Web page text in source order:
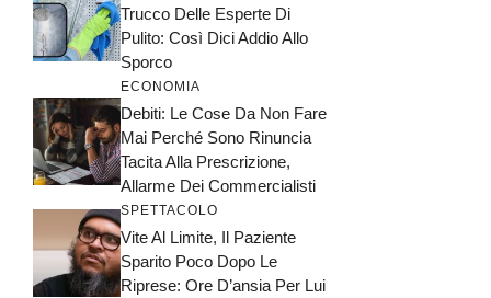
Trucco Delle Esperte Di
Pulito: Così Dici Addio Allo
Sporco
ECONOMIA
Debiti: Le Cose Da Non Fare
Mai Perché Sono Rinuncia
Tacita Alla Prescrizione,
Allarme Dei Commercialisti
SPETTACOLO
Vite Al Limite, Il Paziente
Sparito Poco Dopo Le
Riprese: Ore D’ansia Per Lui